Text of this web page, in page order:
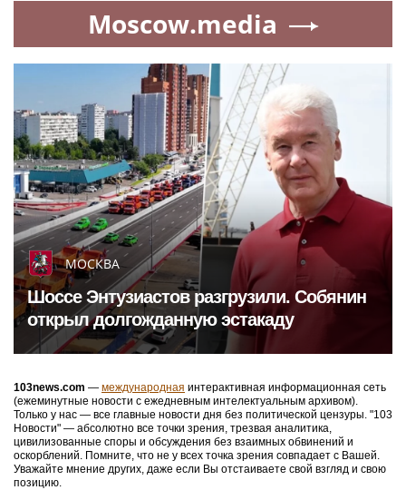
Moscow.media
МОСКВА
Шоссе Энтузиастов разгрузили. Собянин
открыл долгожданную эстакаду
103news.com — международная интерактивная информационная сеть
(ежеминутные новости с ежедневным интелектуальным архивом).
Только у нас — все главные новости дня без политической цензуры. "103
Новости" — абсолютно все точки зрения, трезвая аналитика,
цивилизованные споры и обсуждения без взаимных обвинений и
оскорблений. Помните, что не у всех точка зрения совпадает с Вашей.
Уважайте мнение других, даже если Вы отстаиваете свой взгляд и свою
позицию.